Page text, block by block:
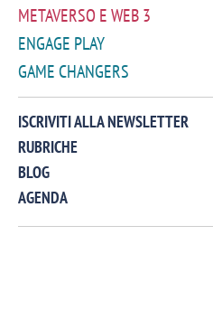
METAVERSO E WEB 3
ENGAGE PLAY
GAME CHANGERS
ISCRIVITI ALLA NEWSLETTER
RUBRICHE
BLOG
AGENDA